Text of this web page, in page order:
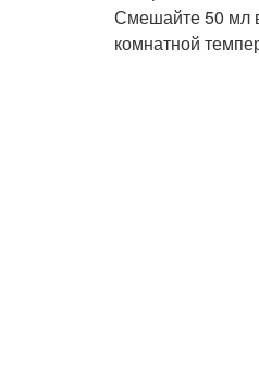
Смешайте 50 мл
комнатной